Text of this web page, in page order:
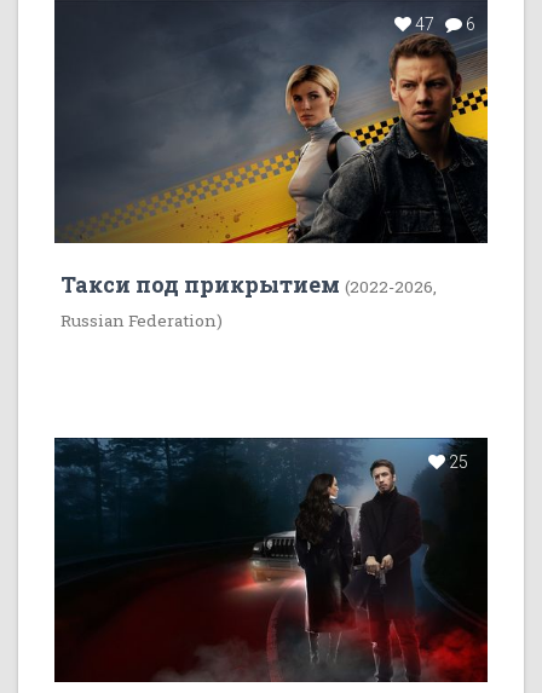
47 6
Такси под прикрытием (2022-2026,
Russian Federation)
25